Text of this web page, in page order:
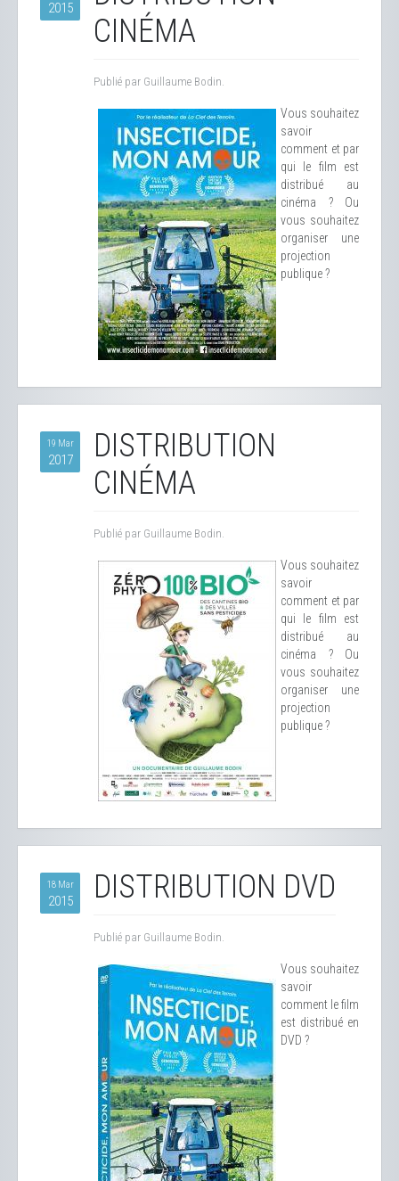
2015
CINÉMA
Publié par Guillaume Bodin.
Vous souhaitez
savoir
comment et par
qui le film est
distribué au
cinéma ? Ou
vous souhaitez
organiser une
projection
publique ?
19 Mar
2017
DISTRIBUTION
CINÉMA
Publié par Guillaume Bodin.
Vous souhaitez
savoir
comment et par
qui le film est
distribué au
cinéma ? Ou
vous souhaitez
organiser une
projection
publique ?
18 Mar
2015 DISTRIBUTION DVD
Publié par Guillaume Bodin.
Vous souhaitez
savoir
comment le film
est distribué en
DVD ?